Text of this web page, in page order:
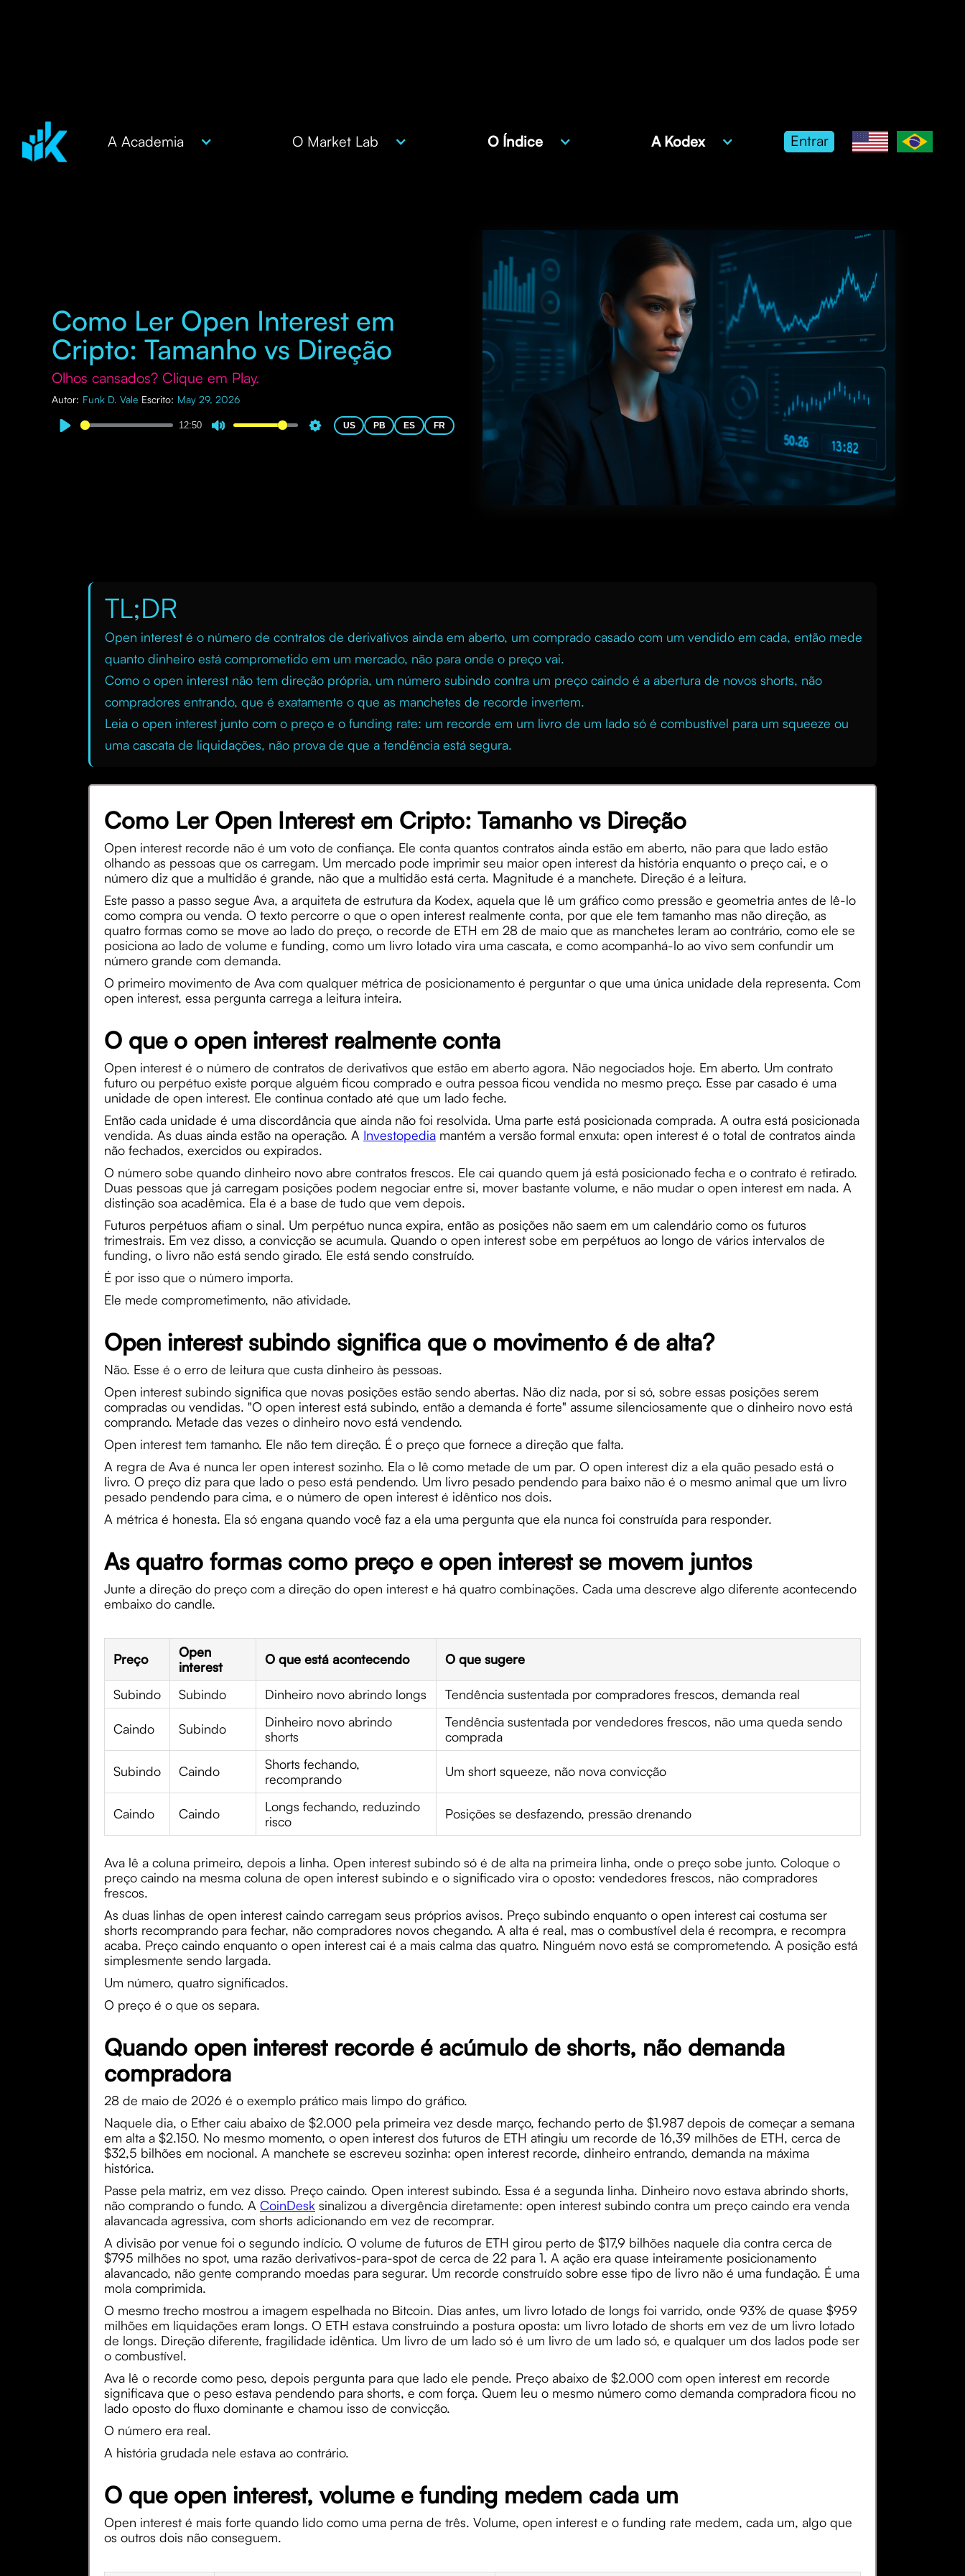
A Academia O Market Lab O Índice A Kodex Entrar
Como Ler Open Interest em
Cripto: Tamanho vs Direção
Olhos cansados? Clique em Play.
Autor: Funk D. Vale Escrito: May 29, 2026
12:50 US PB ES FR
TL;DR
Open interest é o número de contratos de derivativos ainda em aberto, um comprado casado com um vendido em cada, então mede
quanto dinheiro está comprometido em um mercado, não para onde o preço vai.
Como o open interest não tem direção própria, um número subindo contra um preço caindo é a abertura de novos shorts, não
compradores entrando, que é exatamente o que as manchetes de recorde invertem.
Leia o open interest junto com o preço e o funding rate: um recorde em um livro de um lado só é combustível para um squeeze ou
uma cascata de liquidações, não prova de que a tendência está segura.
Como Ler Open Interest em Cripto: Tamanho vs Direção
Open interest recorde não é um voto de confiança. Ele conta quantos contratos ainda estão em aberto, não para que lado estão
olhando as pessoas que os carregam. Um mercado pode imprimir seu maior open interest da história enquanto o preço cai, e o
número diz que a multidão é grande, não que a multidão está certa. Magnitude é a manchete. Direção é a leitura.
Este passo a passo segue Ava, a arquiteta de estrutura da Kodex, aquela que lê um gráfico como pressão e geometria antes de lê-lo
como compra ou venda. O texto percorre o que o open interest realmente conta, por que ele tem tamanho mas não direção, as
quatro formas como se move ao lado do preço, o recorde de ETH em 28 de maio que as manchetes leram ao contrário, como ele se
posiciona ao lado de volume e funding, como um livro lotado vira uma cascata, e como acompanhá-lo ao vivo sem confundir um
número grande com demanda.
O primeiro movimento de Ava com qualquer métrica de posicionamento é perguntar o que uma única unidade dela representa. Com
open interest, essa pergunta carrega a leitura inteira.
O que o open interest realmente conta
Open interest é o número de contratos de derivativos que estão em aberto agora. Não negociados hoje. Em aberto. Um contrato
futuro ou perpétuo existe porque alguém ficou comprado e outra pessoa ficou vendida no mesmo preço. Esse par casado é uma
unidade de open interest. Ele continua contado até que um lado feche.
Então cada unidade é uma discordância que ainda não foi resolvida. Uma parte está posicionada comprada. A outra está posicionada
vendida. As duas ainda estão na operação. A Investopedia mantém a versão formal enxuta: open interest é o total de contratos ainda
não fechados, exercidos ou expirados.
O número sobe quando dinheiro novo abre contratos frescos. Ele cai quando quem já está posicionado fecha e o contrato é retirado.
Duas pessoas que já carregam posições podem negociar entre si, mover bastante volume, e não mudar o open interest em nada. A
distinção soa acadêmica. Ela é a base de tudo que vem depois.
Futuros perpétuos afiam o sinal. Um perpétuo nunca expira, então as posições não saem em um calendário como os futuros
trimestrais. Em vez disso, a convicção se acumula. Quando o open interest sobe em perpétuos ao longo de vários intervalos de
funding, o livro não está sendo girado. Ele está sendo construído.
É por isso que o número importa.
Ele mede comprometimento, não atividade.
Open interest subindo significa que o movimento é de alta?
Não. Esse é o erro de leitura que custa dinheiro às pessoas.
Open interest subindo significa que novas posições estão sendo abertas. Não diz nada, por si só, sobre essas posições serem
compradas ou vendidas. "O open interest está subindo, então a demanda é forte" assume silenciosamente que o dinheiro novo está
comprando. Metade das vezes o dinheiro novo está vendendo.
Open interest tem tamanho. Ele não tem direção. É o preço que fornece a direção que falta.
A regra de Ava é nunca ler open interest sozinho. Ela o lê como metade de um par. O open interest diz a ela quão pesado está o
livro. O preço diz para que lado o peso está pendendo. Um livro pesado pendendo para baixo não é o mesmo animal que um livro
pesado pendendo para cima, e o número de open interest é idêntico nos dois.
A métrica é honesta. Ela só engana quando você faz a ela uma pergunta que ela nunca foi construída para responder.
As quatro formas como preço e open interest se movem juntos
Junte a direção do preço com a direção do open interest e há quatro combinações. Cada uma descreve algo diferente acontecendo
embaixo do candle.
Preço
Open
interest
O que está acontecendo O que sugere
Subindo Subindo Dinheiro novo abrindo longs Tendência sustentada por compradores frescos, demanda real
Caindo Subindo
Dinheiro novo abrindo
shorts
Tendência sustentada por vendedores frescos, não uma queda sendo
comprada
Subindo Caindo
Shorts fechando,
recomprando
Um short squeeze, não nova convicção
Caindo Caindo
Longs fechando, reduzindo
risco
Posições se desfazendo, pressão drenando
Ava lê a coluna primeiro, depois a linha. Open interest subindo só é de alta na primeira linha, onde o preço sobe junto. Coloque o
preço caindo na mesma coluna de open interest subindo e o significado vira o oposto: vendedores frescos, não compradores
frescos.
As duas linhas de open interest caindo carregam seus próprios avisos. Preço subindo enquanto o open interest cai costuma ser
shorts recomprando para fechar, não compradores novos chegando. A alta é real, mas o combustível dela é recompra, e recompra
acaba. Preço caindo enquanto o open interest cai é a mais calma das quatro. Ninguém novo está se comprometendo. A posição está
simplesmente sendo largada.
Um número, quatro significados.
O preço é o que os separa.
Quando open interest recorde é acúmulo de shorts, não demanda
compradora
28 de maio de 2026 é o exemplo prático mais limpo do gráfico.
Naquele dia, o Ether caiu abaixo de $2.000 pela primeira vez desde março, fechando perto de $1.987 depois de começar a semana
em alta a $2.150. No mesmo momento, o open interest dos futuros de ETH atingiu um recorde de 16,39 milhões de ETH, cerca de
$32,5 bilhões em nocional. A manchete se escreveu sozinha: open interest recorde, dinheiro entrando, demanda na máxima
histórica.
Passe pela matriz, em vez disso. Preço caindo. Open interest subindo. Essa é a segunda linha. Dinheiro novo estava abrindo shorts,
não comprando o fundo. A CoinDesk sinalizou a divergência diretamente: open interest subindo contra um preço caindo era venda
alavancada agressiva, com shorts adicionando em vez de recomprar.
A divisão por venue foi o segundo indício. O volume de futuros de ETH girou perto de $17,9 bilhões naquele dia contra cerca de
$795 milhões no spot, uma razão derivativos-para-spot de cerca de 22 para 1. A ação era quase inteiramente posicionamento
alavancado, não gente comprando moedas para segurar. Um recorde construído sobre esse tipo de livro não é uma fundação. É uma
mola comprimida.
O mesmo trecho mostrou a imagem espelhada no Bitcoin. Dias antes, um livro lotado de longs foi varrido, onde 93% de quase $959
milhões em liquidações eram longs. O ETH estava construindo a postura oposta: um livro lotado de shorts em vez de um livro lotado
de longs. Direção diferente, fragilidade idêntica. Um livro de um lado só é um livro de um lado só, e qualquer um dos lados pode ser
o combustível.
Ava lê o recorde como peso, depois pergunta para que lado ele pende. Preço abaixo de $2.000 com open interest em recorde
significava que o peso estava pendendo para shorts, e com força. Quem leu o mesmo número como demanda compradora ficou no
lado oposto do fluxo dominante e chamou isso de convicção.
O número era real.
A história grudada nele estava ao contrário.
O que open interest, volume e funding medem cada um
Open interest é mais forte quando lido como uma perna de três. Volume, open interest e o funding rate medem, cada um, algo que
os outros dois não conseguem.